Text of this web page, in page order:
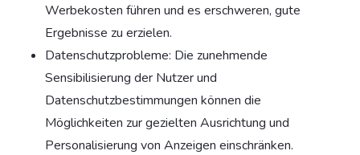
Werbekosten führen und es erschweren, gute
Ergebnisse zu erzielen.
Datenschutzprobleme: Die zunehmende
Sensibilisierung der Nutzer und
Datenschutzbestimmungen können die
Möglichkeiten zur gezielten Ausrichtung und
Personalisierung von Anzeigen einschränken.